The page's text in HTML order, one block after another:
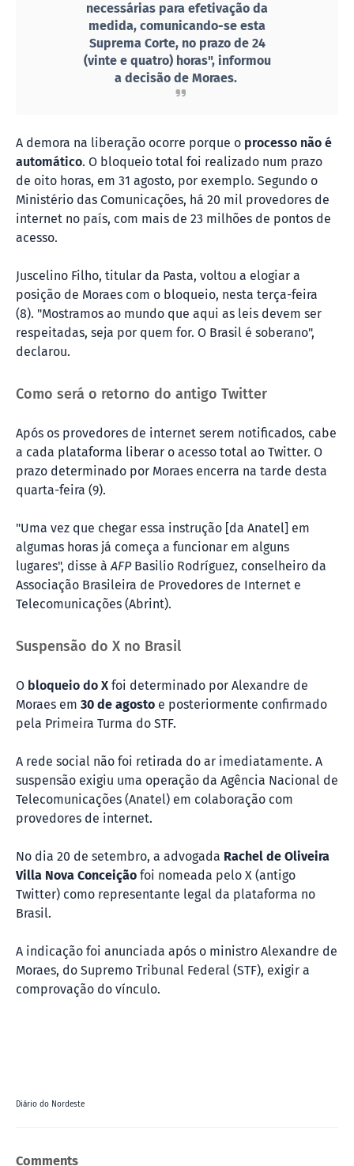
necessárias para efetivação da
medida, comunicando-se esta
Suprema Corte, no prazo de 24
(vinte e quatro) horas", informou
a decisão de Moraes.
A demora na liberação ocorre porque o processo não é
automático. O bloqueio total foi realizado num prazo
de oito horas, em 31 agosto, por exemplo. Segundo o
Ministério das Comunicações, há 20 mil provedores de
internet no país, com mais de 23 milhões de pontos de
acesso.
Juscelino Filho, titular da Pasta, voltou a elogiar a
posição de Moraes com o bloqueio, nesta terça-feira
(8). "Mostramos ao mundo que aqui as leis devem ser
respeitadas, seja por quem for. O Brasil é soberano",
declarou.
Como será o retorno do antigo Twitter
Após os provedores de internet serem notificados, cabe
a cada plataforma liberar o acesso total ao Twitter. O
prazo determinado por Moraes encerra na tarde desta
quarta-feira (9).
"Uma vez que chegar essa instrução [da Anatel] em
algumas horas já começa a funcionar em alguns
lugares", disse àAFP Basilio Rodríguez, conselheiro da
Associação Brasileira de Provedores de Internet e
Telecomunicações (Abrint).
Suspensão do X no Brasil
O bloqueio do X foi determinado por Alexandre de
Moraes em 30 de agosto e posteriormente confirmado
pela Primeira Turma do STF.
A rede social não foi retirada do ar imediatamente. A
suspensão exigiu uma operação da Agência Nacional de
Telecomunicações (Anatel) em colaboração com
provedores de internet.
No dia 20 de setembro, a advogada Rachel de Oliveira
Villa Nova Conceição foi nomeada pelo X (antigo
Twitter) como representante legal da plataforma no
Brasil.
A indicação foi anunciada após o ministro Alexandre de
Moraes, do Supremo Tribunal Federal (STF), exigir a
comprovação do vínculo.
Diário do Nordeste
Comments